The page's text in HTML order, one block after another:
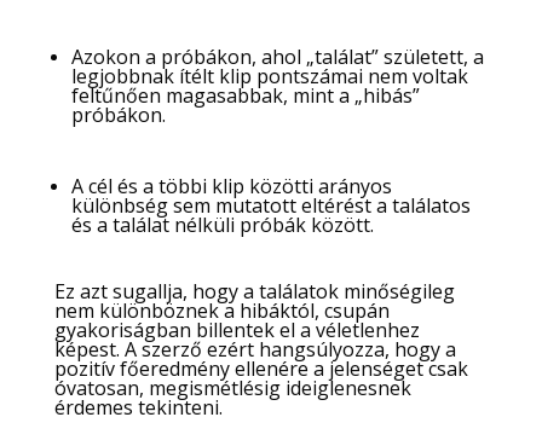
Azokon a próbákon, ahol „találat” született, a
legjobbnak ítélt klip pontszámai nem voltak
feltűnően magasabbak, mint a „hibás”
próbákon.
A cél és a többi klip közötti arányos
különbség sem mutatott eltérést a találatos
és a találat nélküli próbák között.
Ez azt sugallja, hogy a találatok minőségileg
nem különböznek a hibáktól, csupán
gyakoriságban billentek el a véletlenhez
képest. A szerző ezért hangsúlyozza, hogy a
pozitív főeredmény ellenére a jelenséget csak
óvatosan, megismétlésig ideiglenesnek
érdemes tekinteni.